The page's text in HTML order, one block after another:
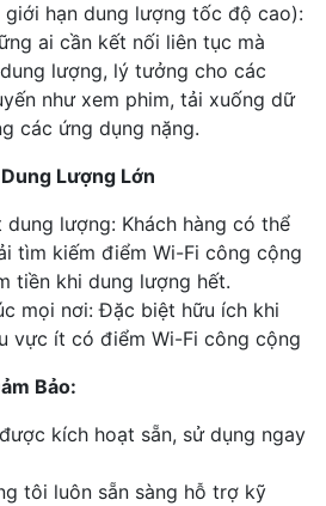
giới hạn dung lượng tốc độ cao):
ai cần kết nối liên tục mà
lượng, lý tưởng cho các
như xem phim, tải xuống dữ
các ứng dụng nặng.
Lượng Lớn
dung lượng: Khách hàng có thể
tìm kiếm điểm Wi-Fi công cộng
tiền khi dung lượng hết.
mọi nơi: Đặc biệt hữu ích khi
vực ít có điểm Wi-Fi công cộng
Bảo:
kích hoạt sẵn, sử dụng ngay
tôi luôn sẵn sàng hỗ trợ kỹ